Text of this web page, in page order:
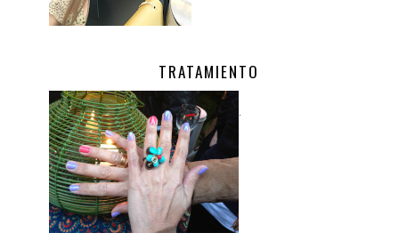
TRATAMIENTO
.